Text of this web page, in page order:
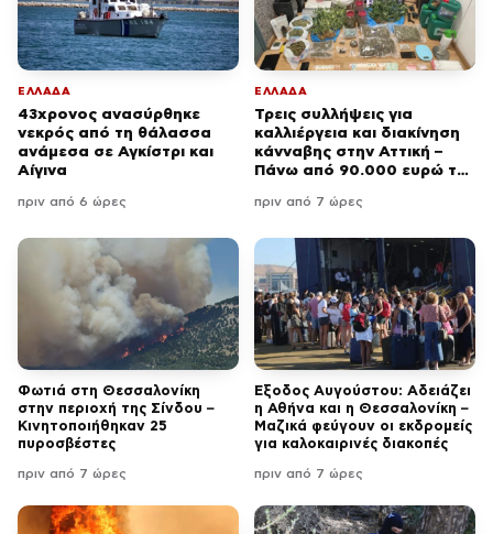
ΕΛΛΑΔΑ
43χρονος ανασύρθηκε
νεκρός από τη θάλασσα
ανάμεσα σε Αγκίστρι και
Αίγινα
πριν από 6 ώρες
ΕΛΛΑΔΑ
Τρεις συλλήψεις για
καλλιέργεια και διακίνηση
κάνναβης στην Αττική –
Πάνω από 90.000 ευρώ το
πριν από 7 ώρες
Φωτιά στη Θεσσαλονίκη
στην περιοχή της Σίνδου –
Κινητοποιήθηκαν 25
πυροσβέστες
πριν από 7 ώρες
Έξοδος Αυγούστου: Αδειάζει
η Αθήνα και η Θεσσαλονίκη –
Μαζικά φεύγουν οι εκδρομείς
για καλοκαιρινές διακοπές
πριν από 7 ώρες